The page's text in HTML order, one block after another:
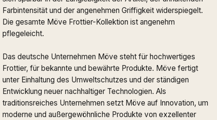
Farbintensität und der angenehmen Griffigkeit widerspiegelt.
Die gesamte Möve Frottier-Kollektion ist angenehm
pflegeleicht.
Das deutsche Unternehmen Möve steht für hochwertiges
Frottier, für bekannte und bewährte Produkte. Möve fertigt
unter Einhaltung des Umweltschutzes und der ständigen
Entwicklung neuer nachhaltiger Technologien. Als
traditionsreiches Unternehmen setzt Möve auf Innovation, um
moderne und außergewöhnliche Produkte von exzellenter